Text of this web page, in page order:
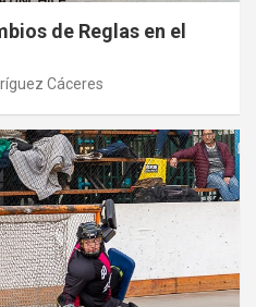
de Reglas en el
Cáceres